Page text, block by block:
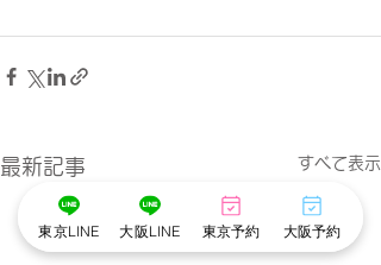
最新記事 すべて表示
東京LINE 大阪LINE 東京予約 大阪予約